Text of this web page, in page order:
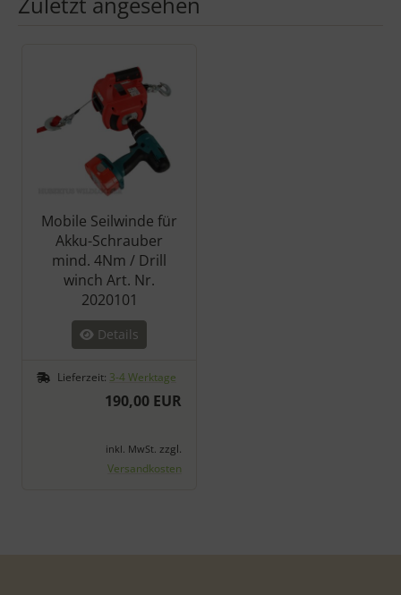
Mobile Seilwinde für
Akku-Schrauber
mind. 4Nm / Drill
winch Art. Nr.
2020101
Details
Lieferzeit: 3-4 Werktage
190,00 EUR
inkl. MwSt. zzgl.
Versandkosten